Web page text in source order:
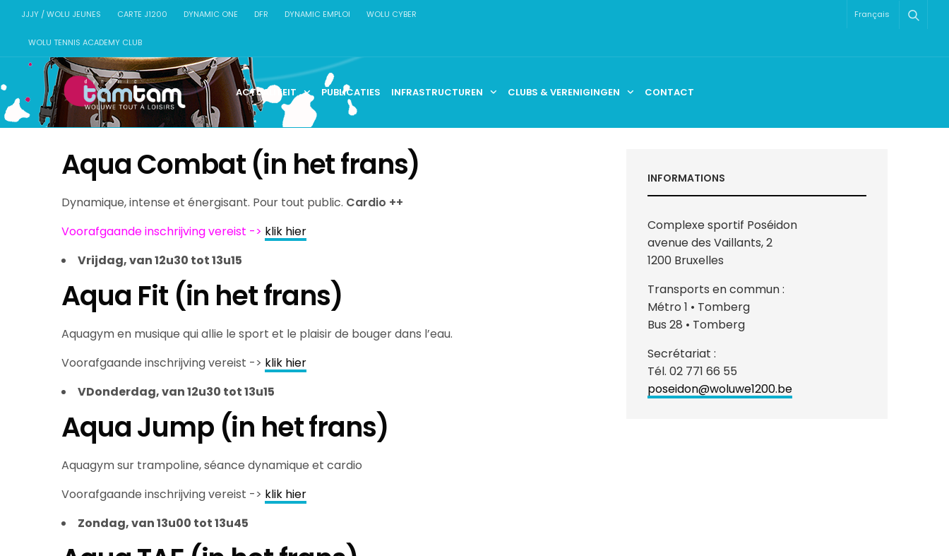
JJJY / WOLU JEUNES CARTE J1200 DYNAMIC ONE DFR DYNAMIC EMPLOI WOLU CYBER
WOLU TENNIS ACADEMY CLUB
Français
ACTUALITEIT PUBLICATIES INFRASTRUCTUREN CLUBS & VERENIGINGEN CONTACT
Aqua Combat (in het frans)
Dynamique, intense et énergisant. Pour tout public. Cardio ++
Voorafgaande inschrijving vereist -> klik hier
Vrijdag, van 12u30 tot 13u15
Aqua Fit (in het frans)
Aquagym en musique qui allie le sport et le plaisir de bouger dans l’eau.
Voorafgaande inschrijving vereist -> klik hier
VDonderdag, van 12u30 tot 13u15
Aqua Jump (in het frans)
Aquagym sur trampoline, séance dynamique et cardio
Voorafgaande inschrijving vereist -> klik hier
Zondag, van 13u00 tot 13u45
INFORMATIONS
Complexe sportif Poséidon
avenue des Vaillants, 2
1200 Bruxelles
Transports en commun :
Métro 1 • Tomberg
Bus 28 • Tomberg
Secrétariat :
Tél. 02 771 66 55
poseidon@woluwe1200.be